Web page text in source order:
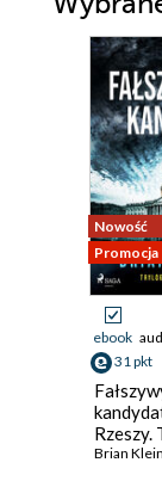
Nowość
Promocja
ebook
31 pkt
Rzeszy.
Brian Klein